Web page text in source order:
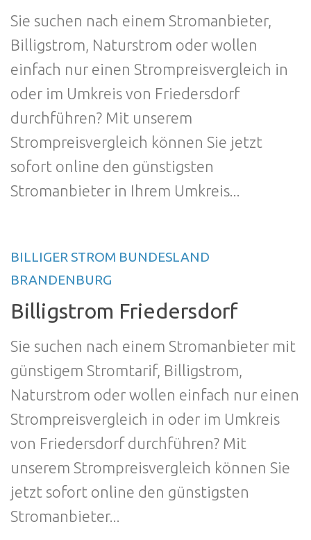
Sie suchen nach einem Stromanbieter,
Billigstrom, Naturstrom oder wollen
einfach nur einen Strompreisvergleich in
oder im Umkreis von Friedersdorf
durchführen? Mit unserem
Strompreisvergleich können Sie jetzt
sofort online den günstigsten
Stromanbieter in Ihrem Umkreis...
BILLIGER STROM BUNDESLAND
BRANDENBURG
Billigstrom Friedersdorf
Sie suchen nach einem Stromanbieter mit
günstigem Stromtarif, Billigstrom,
Naturstrom oder wollen einfach nur einen
Strompreisvergleich in oder im Umkreis
von Friedersdorf durchführen? Mit
unserem Strompreisvergleich können Sie
jetzt sofort online den günstigsten
Stromanbieter...